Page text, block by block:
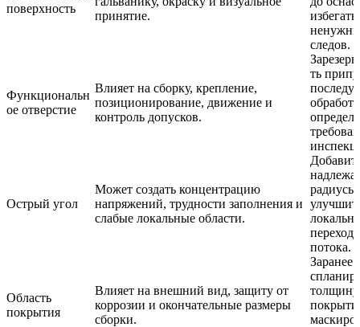
поверхность
принятие.
избегать
следов.
Функциональн
ое отверстие
Влияет на сборку, крепление,
позиционирование, движение и
контроль допусков.
ть
Острый угол
Может создать концентрацию
напряжений, трудности заполнения и
слабые локальные области.
радиусы
переход
потока.
Область
покрытия
Влияет на внешний вид, защиту от
коррозии и окончательные размеры
сборки.
Заранее
толщину